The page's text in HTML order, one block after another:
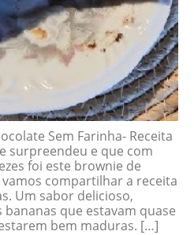
Sem Farinha- Receita
surpreendeu e que com
foi este brownie de
compartilhar a receita
Um sabor delicioso,
que estavam quase
bem maduras. […]